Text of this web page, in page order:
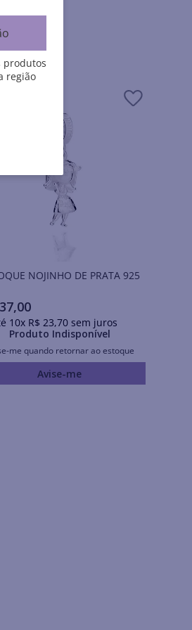
NOJINHO DE PRATA 925
,00
10x R$ 23,70sem juros
Produto Indisponível
me quando retornar ao estoque
Avise-me
produtos
região